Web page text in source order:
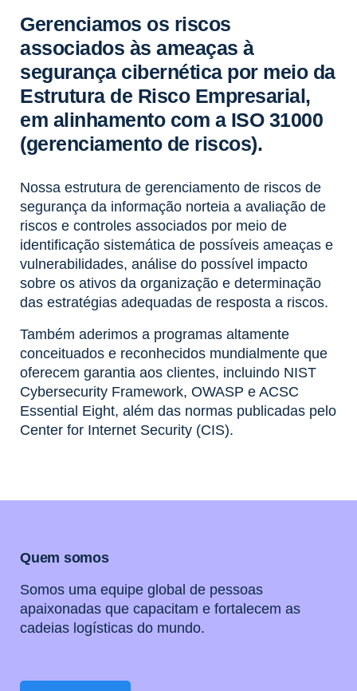
Gerenciamos os riscos
associados às ameaças à
segurança cibernética por meio da
Estrutura de Risco Empresarial,
em alinhamento com a ISO 31000
(gerenciamento de riscos).
Nossa estrutura de gerenciamento de riscos de
segurança da informação norteia a avaliação de
riscos e controles associados por meio de
identificação sistemática de possíveis ameaças e
vulnerabilidades, análise do possível impacto
sobre os ativos da organização e determinação
das estratégias adequadas de resposta a riscos.
Também aderimos a programas altamente
conceituados e reconhecidos mundialmente que
oferecem garantia aos clientes, incluindo NIST
Cybersecurity Framework, OWASP e ACSC
Essential Eight, além das normas publicadas pelo
Center for Internet Security (CIS).
Quem somos
Somos uma equipe global de pessoas
apaixonadas que capacitam e fortalecem as
cadeias logísticas do mundo.